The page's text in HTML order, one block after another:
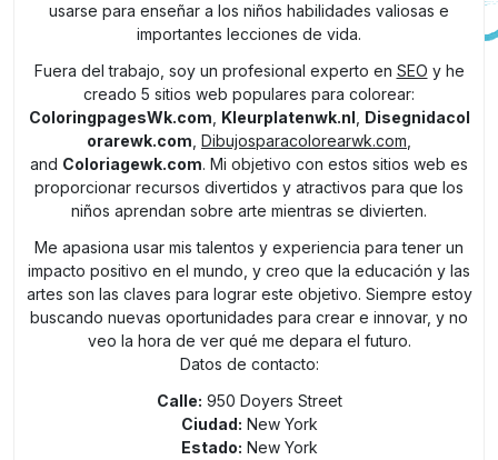
usarse para enseñar a los niños habilidades valiosas e
importantes lecciones de vida.
Fuera del trabajo, soy un profesional experto en SEO y he
creado 5 sitios web populares para colorear:
ColoringpagesWk.com Kleurplatenwk.nl Disegnidacol
orarewk.com Dibujosparacolorearwk.com
and Coloriagewk.com. Mi objetivo con estos sitios web es
proporcionar recursos divertidos y atractivos para que los
niños aprendan sobre arte mientras se divierten.
Me apasiona usar mis talentos y experiencia para tener un
impacto positivo en el mundo, y creo que la educación y las
artes son las claves para lograr este objetivo. Siempre estoy
buscando nuevas oportunidades para crear e innovar, y no
veo la hora de ver qué me depara el futuro.
Datos de contacto:
Calle: 950 Doyers Street
Ciudad: New York
Estado: New York